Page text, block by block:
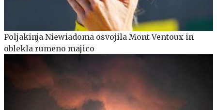
Poljakinja Niewiadoma osvojila Mont Ventoux in
oblekla rumeno majico